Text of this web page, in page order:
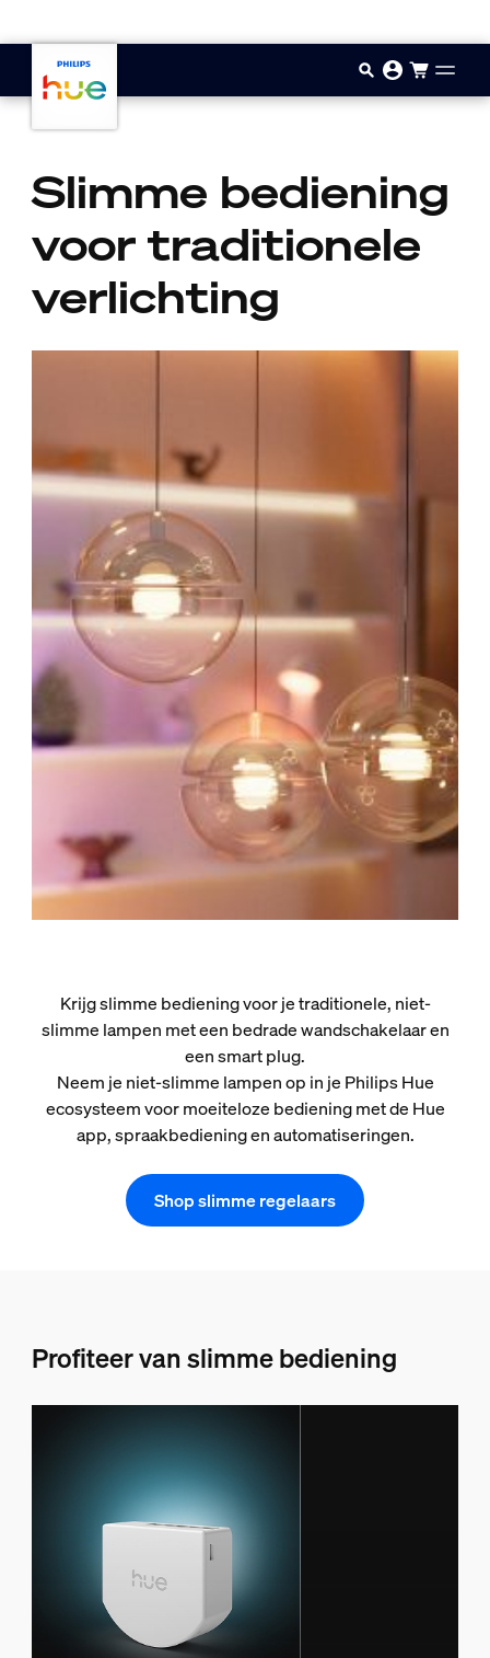
Slimme bediening
voor traditionele
verlichting
Krijg slimme bediening voor je traditionele, niet-
slimme lampen met een bedrade wandschakelaar en
een smart plug.
Neem je niet-slimme lampen op in je Philips Hue
ecosysteem voor moeiteloze bediening met de Hue
app, spraakbediening en automatiseringen.
Shop slimme regelaars
Profiteer van slimme bediening